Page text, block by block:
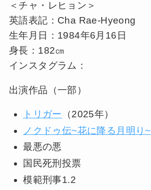
＜チャ・レヒョン＞
英語表記：Cha Rae-Hyeong
生年月日：1984年6月16日
身長：182㎝
インスタグラム：
出演作品（一部）
トリガー （2025年）
ノクドゥ伝~花に降る月明り~
最悪の悪
国民死刑投票
模範刑事1.2